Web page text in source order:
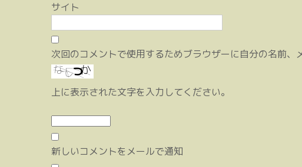
サイト
次回のコメントで使用するためブラウザーに自分の名前、
上に表示された文字を入力してください。
新しいコメントをメールで通知